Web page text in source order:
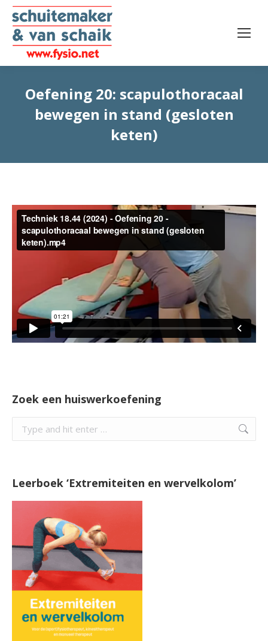
Oefening 20: scapulothoracaal
bewegen in stand (gesloten
keten)
Zoek een huiswerkoefening
Leerboek ‘Extremiteiten en wervelkolom’